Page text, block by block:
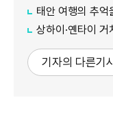
태안 여행의 추억을
상하이·옌타이 거쳐 서
기자의 다른기